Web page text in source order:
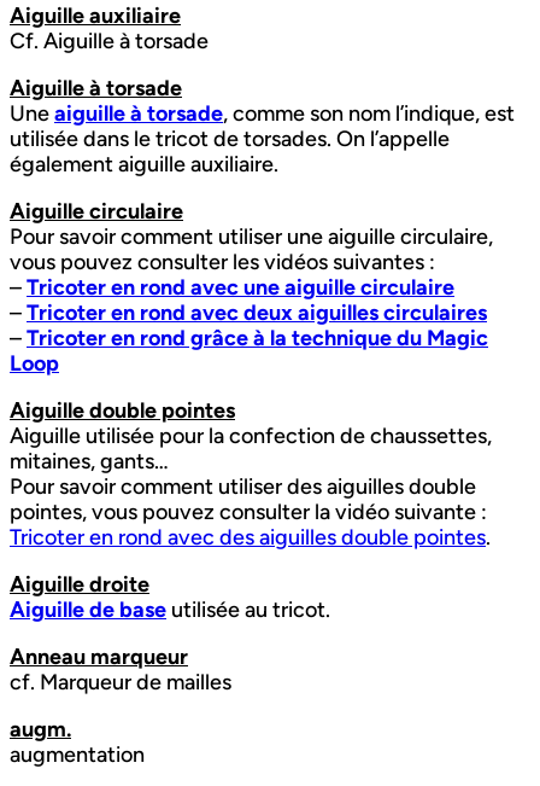
Aiguille auxiliaire
Cf. Aiguille à torsade
Aiguille à torsade
Uneaiguille à torsade, comme son nom l’indique, est
utilisée dans le tricot de torsades. On l’appelle
également aiguille auxiliaire.
Aiguille circulaire
Pour savoir comment utiliser une aiguille circulaire,
vous pouvez consulter les vidéos suivantes :
–Tricoter en rond avec une aiguille circulaire
–Tricoter en rond avec deux aiguilles circulaires
–Tricoter en rond grâce à la technique du Magic
Loop
Aiguille double pointes
Aiguille utilisée pour la confection de chaussettes,
mitaines, gants…
Pour savoir comment utiliser des aiguilles double
pointes, vous pouvez consulter la vidéo suivante :
Tricoter en rond avec des aiguilles double pointes.
Aiguille droite
Aiguille de base utilisée au tricot.
Anneau marqueur
cf. Marqueur de mailles
augm.
augmentation